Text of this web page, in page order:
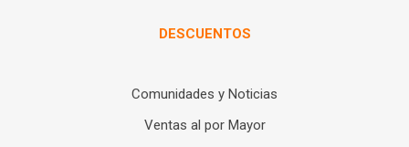
DESCUENTOS
Comunidades y Noticias
Ventas al por Mayor